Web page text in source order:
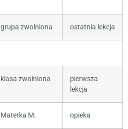
grupa zwolniona ostatnia lekcja
klasa zwolniona
pierwsza
lekcja
Materka M. opieka